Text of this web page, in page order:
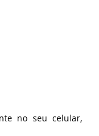
no seu celular,